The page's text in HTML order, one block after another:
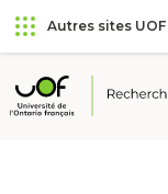
Aller
au
principal
Passer
au
Autres sites UOF
Université